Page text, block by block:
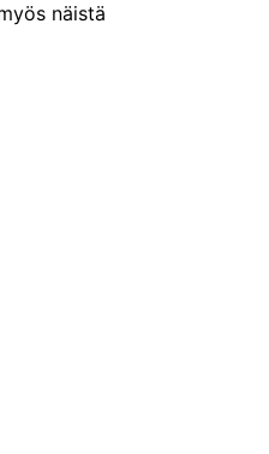
näistä